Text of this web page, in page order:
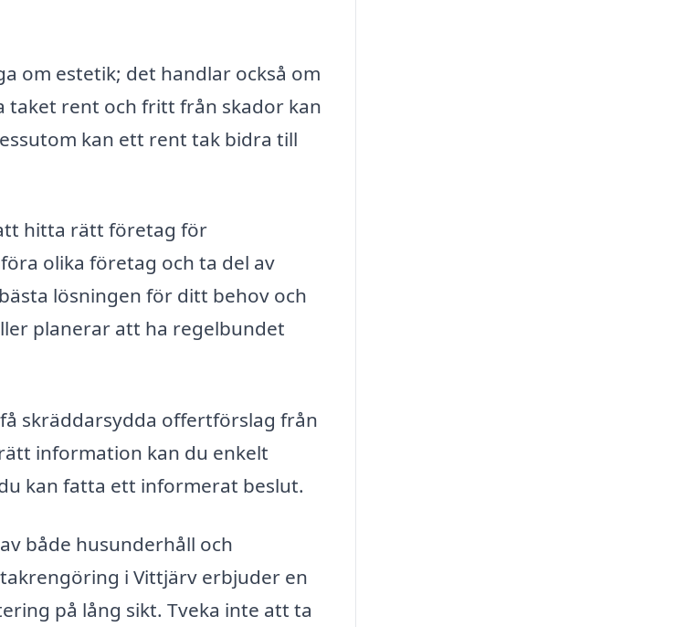
om estetik; det handlar också om
taket rent och fritt från skador kan
kan ett rent tak bidra till
hitta rätt företag för
olika företag och ta del av
lösningen för ditt behov och
planerar att ha regelbundet
skräddarsydda offertförslag från
information kan du enkelt
kan fatta ett informerat beslut.
både husunderhåll och
i Vittjärv erbjuder en
på lång sikt. Tveka inte att ta